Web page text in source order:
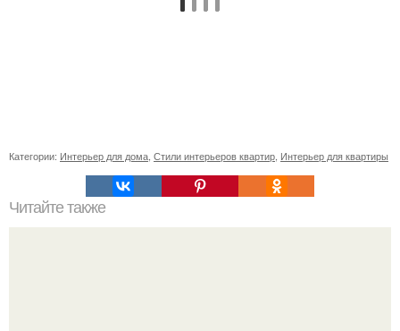
Категории: Интерьер для дома Стили интерьеров квартир Интерьер для квартиры
Читайте также